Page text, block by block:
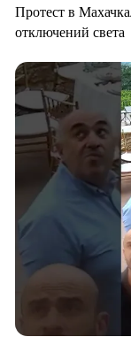
Протест в
отключений света